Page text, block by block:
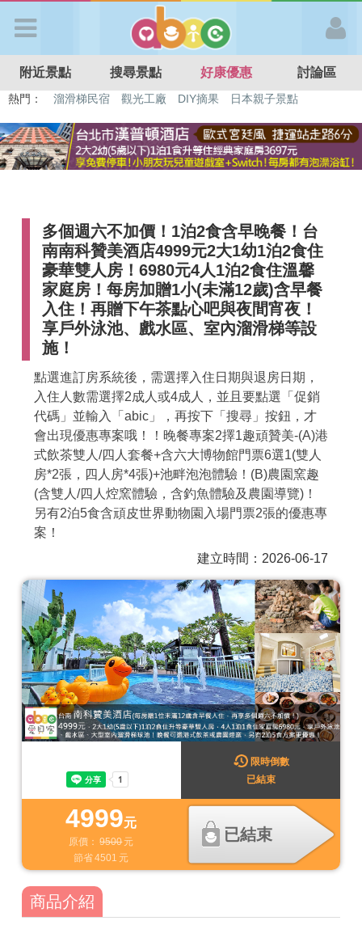
APP登入
首 頁
好康優惠
最新消息
最新留言
商家合作
推薦景點
討論區
APP下載
附近景點 搜尋景點 好康優惠 討論區
熱門： 特色遊戲場 親子住房優惠 台北親子餐廳
溫泉泡湯SPA
多個週六不加價！1泊2食含早晚餐！台
南南科贊美酒店4999元2大1幼1泊2食住
豪華雙人房！6980元4人1泊2食住溫馨
家庭房！每房加贈1小(未滿12歲)含早餐
入住！再贈下午茶點心吧與夜間宵夜！
享戶外泳池、戲水區、室內溜滑梯等設
施！
點選進訂房系統後，需選擇入住日期與退房日期，
入住人數需選擇2成人或4成人，並且要點選「促銷
代碼」並輸入「abic」，再按下「搜尋」按鈕，才
會出現優惠專案哦！！晚餐專案2擇1趣頑贊美-(A)港
式飲茶雙人/四人套餐+含六大博物館門票6選1(雙人
房*2張，四人房*4張)+池畔泡泡體驗！(B)農園窯趣
(含雙人/四人焢窯體驗，含釣魚體驗及農園導覽)！
另有2泊5食含頑皮世界動物園入場門票2張的優惠專
案！
建立時間：2026-06-17
4999元
原價： 9500元
節省4501 元
已結束
限時倒數
已結束
商品介紹